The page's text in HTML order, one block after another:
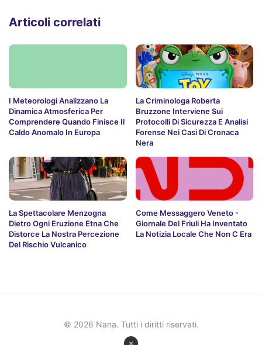
Articoli correlati
I Meteorologi Analizzano La
Dinamica Atmosferica Per
Comprendere Quando Finisce Il
Caldo Anomalo In Europa
La Criminologa Roberta
Bruzzone Interviene Sui
Protocolli Di Sicurezza E Analisi
Forense Nei Casi Di Cronaca
Nera
La Spettacolare Menzogna
Dietro Ogni Eruzione Etna Che
Distorce La Nostra Percezione
Del Rischio Vulcanico
Come Messaggero Veneto -
Giornale Del Friuli Ha Inventato
La Notizia Locale Che Non C Era
© 2026 Nana. Tutti i diritti riservati.